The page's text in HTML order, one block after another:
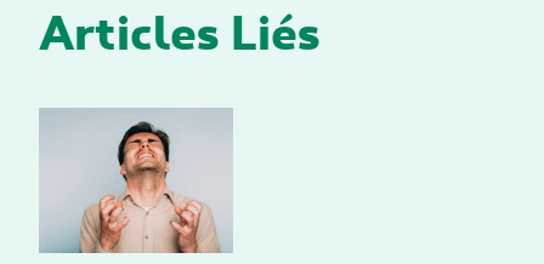
Articles Liés